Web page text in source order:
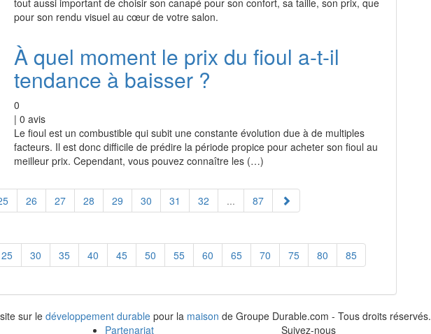
tout aussi important de choisir son canapé pour son confort, sa taille, son prix, que
pour son rendu visuel au cœur de votre salon.
À quel moment le prix du fioul a-t-il
tendance à baisser ?
0
| 0 avis
Le fioul est un combustible qui subit une constante évolution due à de multiples
facteurs. Il est donc difficile de prédire la période propice pour acheter son fioul au
meilleur prix. Cependant, vous pouvez connaître les (…)
26 27 28 29 30 31 32 ... 87
25 30 35 40 45 50 55 60 65 70 75 80 85
sur le développement durable pour la maison de Groupe Durable.com - Tous droits réservés.
Partenariat Suivez-nous